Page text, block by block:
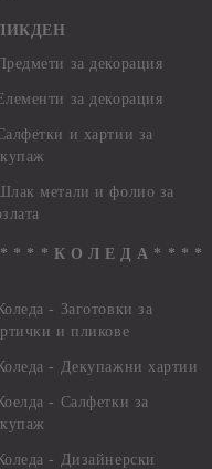
Предмети за декорация
Елементи за декорация
и хартии за
Шлак метали и фолио за
* * * К О Л Е Д А * * * *
Коледа - Заготовки за
и пликове
Коледа - Декупажни хартии
Коелда - Салфетки за
Коледа - Дизайнерски